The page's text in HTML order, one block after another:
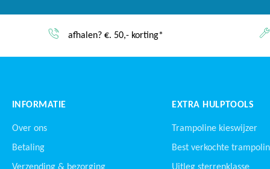
Service & garantie
INFORMATIE
Over ons
Betaling
EXTRA HULPTOOLS
Trampoline kieswijzer
Best verkochte